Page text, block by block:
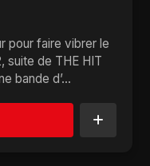
pour faire vibrer le
suite de THE HIT
bande d’...